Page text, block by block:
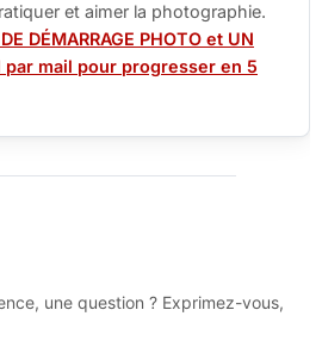
et aimer la photographie.
DÉMARRAGE PHOTO et UN
par mail pour progresser en 5
une question ? Exprimez-vous,